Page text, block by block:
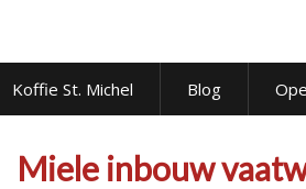
Koffie St. Michel Blog
Miele inbouw